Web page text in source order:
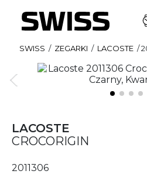
SWISS / ZEGARKI / LACOSTE /
LACOSTE
CROCORIGIN
2011306